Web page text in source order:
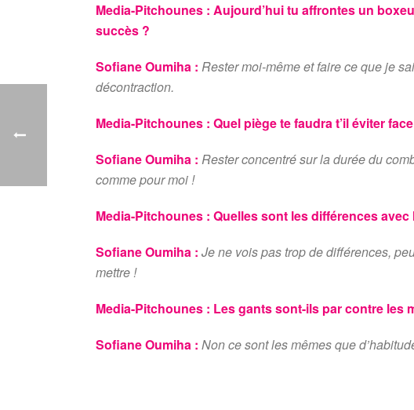
Media-Pitchounes : Aujourd’hui tu affrontes un
succès ?
Sofiane Oumiha : Rester moi-même et faire ce que je
décontraction.
Media-Pitchounes : Quel piège te faudra t’il éviter
Sofiane Oumiha : Rester concentré sur la durée du
comme pour moi !
Media-Pitchounes : Quelles sont les différences
Sofiane Oumiha : Je ne vois pas trop de différences,
mettre !
Media-Pitchounes : Les gants sont-ils par contre les
Sofiane Oumiha : Non ce sont les mêmes que